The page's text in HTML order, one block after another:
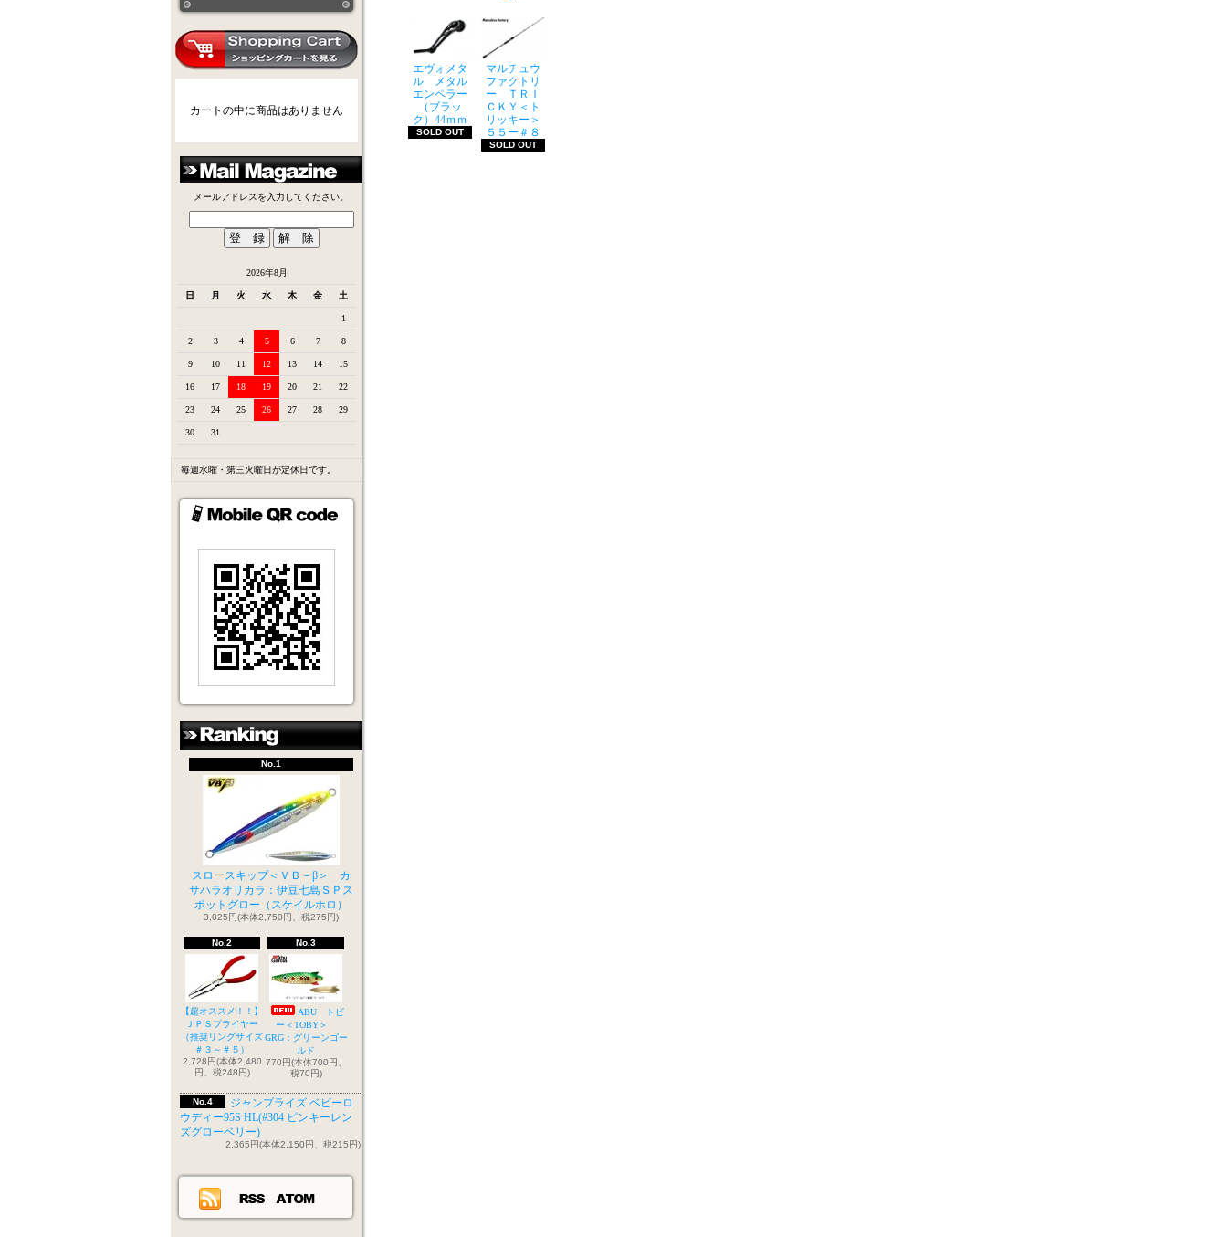
カートの中に商品はありません
メールアドレスを入力してください。
2026年8月
日 月 火 水 木 金 土
1
2 3 4 5 6 7 8
9 10 11 12 13 14 15
16 17 18 19 20 21 22
23 24 25 26 27 28 29
30 31
毎週水曜・第三火曜日が定休日です。
No.1
スロースキップ＜ＶＢ－β＞ カ
サハラオリカラ：伊豆七島ＳＰス
ポットグロー（スケイルホロ）
3,025円(本体2,750円、税275円)
No.2
【超オススメ！！】
ＪＰＳプライヤー
（推奨リングサイズ
＃３～＃５）
2,728円(本体2,480
円、税248円)
No.3
ABU トビ
ー＜TOBY＞
GRG：グリーンゴー
ルド
770円(本体700円、
税70円)
No.4
ジャンプライズ ベビーロ
ウディー95S HL(#304 ピンキーレン
ズグローベリー)
2,365円(本体2,150円、税215円)
エヴォメタ
ル メタル
エンペラー
（ブラッ
ク）44ｍｍ
SOLD OUT
マルチュウ
ファクトリ
ー ＴＲＩ
ＣＫＹ＜ト
リッキー＞
５５ー＃８
SOLD OUT